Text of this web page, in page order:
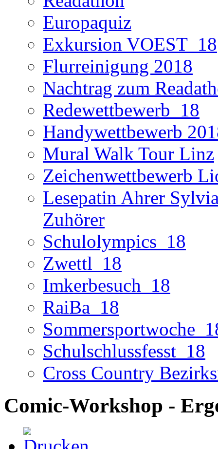
Europaquiz
Exkursion VOEST_18
Flurreinigung 2018
Nachtrag zum
Redewettbewerb_18
Handywettbewerb
Mural Walk Tour Linz
Zeichenwettbewerb
Lesepatin Ahrer
Zuhörer
Schulolympics_18
Zwettl_18
Imkerbesuch_18
RaiBa_18
Schulschlussfesst_18
Cross Country
Comic-Workshop -